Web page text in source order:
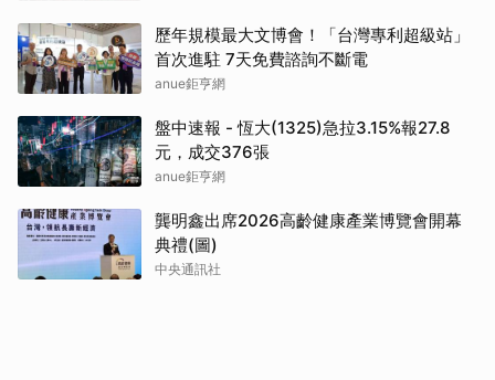
歷年規模最大文博會！「台灣專利超級站」
首次進駐 7天免費諮詢不斷電
anue鉅亨網
盤中速報 - 恆大(1325)急拉3.15%報27.8
元，成交376張
anue鉅亨網
龔明鑫出席2026高齡健康產業博覽會開幕
典禮(圖)
中央通訊社